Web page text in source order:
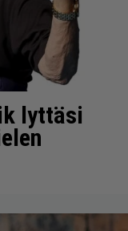
lyttäsi